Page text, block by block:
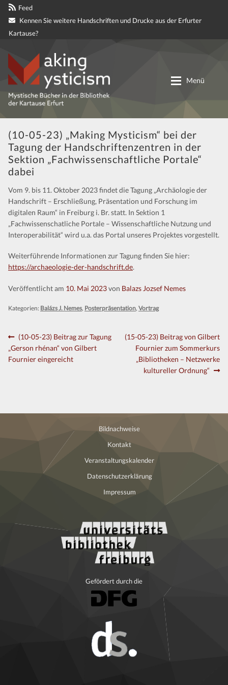
Feed
Kennen Sie weitere Handschriften und Drucke aus der Erfurter
Kartause?
Zur
Navigation
springen
Zum
Inhalt
springen
Menü
Materialien
Mitteilungen
Kontakt
(10-05-23) „Making Mysticism“ bei der
Tagung der Handschriftenzentren in der
Sektion „Fachwissenschaftliche Portale“
dabei
Vom 9. bis 11. Oktober 2023 findet die Tagung „Archäologie der
Handschrift – Erschließung, Präsentation und Forschung im
digitalen Raum“ in Freiburg i. Br. statt. In Sektion 1
„Fachwissenschatliche Portale – Wissenschaftliche Nutzung und
Interoperabilität“ wird u.a. das Portal unseres Projektes vorgestellt.
Weiterführende Informationen zur Tagung finden Sie hier:
https://archaeologie-der-handschrift.de.
Veröffentlicht am 10. Mai 2023von Balazs Jozsef Nemes
Kategorien: Balázs J. Nemes, Posterpräsentation, Vortrag
Beitragsnavigation
Vorheriger
Beitrag:
(10-05-23) Beitrag zur Tagung
„Gerson rhénan“ von Gilbert
Fournier eingereicht
Nächster
Beitrag:
(15-05-23) Beitrag von Gilbert
Fournier zum Sommerkurs
„Bibliotheken – Netzwerke
kultureller Ordnung“
Bildnachweise
Kontakt
Veranstaltungskalender
Datenschutzerklärung
Impressum
Gefördert durch die